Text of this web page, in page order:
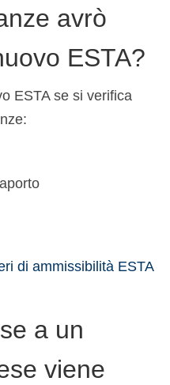
avrò
ESTA?
ESTA se si verifica
di ammissibilità ESTA
a un
viene